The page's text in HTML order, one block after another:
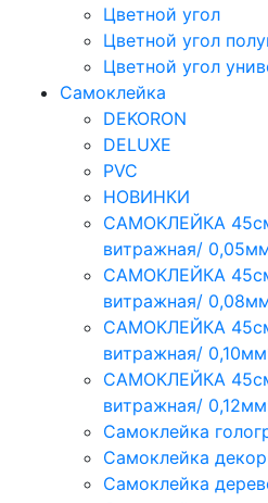
Цветной угол
Цветной угол
Цветной угол
Самоклейка
DEKORON
DELUXE
PVC
НОВИНКИ
САМОКЛЕЙКА
витражная/
САМОКЛЕЙКА
витражная/
САМОКЛЕЙКА
витражная/
САМОКЛЕЙКА
витражная/
Самоклейка
Самоклейка
Самоклейка